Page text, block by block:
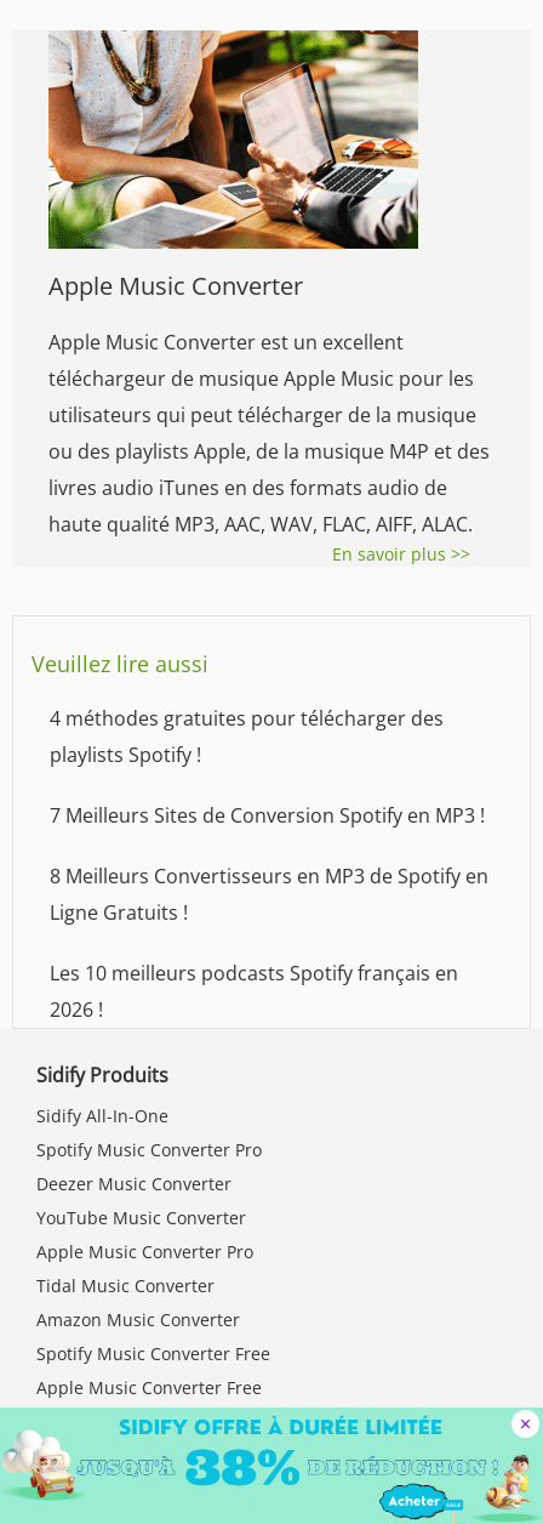
Apple Music Converter
Apple Music Converter est un excellent
téléchargeur de musique Apple Music pour les
utilisateurs qui peut télécharger de la musique
ou des playlists Apple, de la musique M4P et des
livres audio iTunes en des formats audio de
haute qualité MP3, AAC, WAV, FLAC, AIFF, ALAC.
En savoir plus >>
Veuillez lire aussi
4 méthodes gratuites pour télécharger des
playlists Spotify !
7 Meilleurs Sites de Conversion Spotify en MP3 !
8 Meilleurs Convertisseurs en MP3 de Spotify en
Ligne Gratuits !
Les 10 meilleurs podcasts Spotify français en
2026 !
Sidify Produits
Sidify All-In-One
Spotify Music Converter Pro
Deezer Music Converter
YouTube Music Converter
Apple Music Converter Pro
Tidal Music Converter
Amazon Music Converter
Spotify Music Converter Free
Apple Music Converter Free
Téléchargement >>